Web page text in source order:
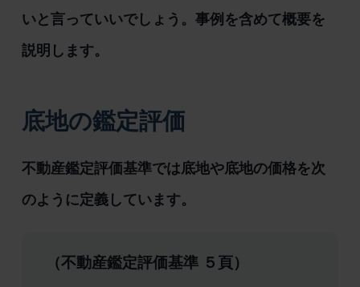
いと言っていいでしょう。事例を含めて概要を
説明します。
底地の鑑定評価
不動産鑑定評価基準では底地や底地の価格を次
のように定義しています。
（不動産鑑定評価基準 ５頁）